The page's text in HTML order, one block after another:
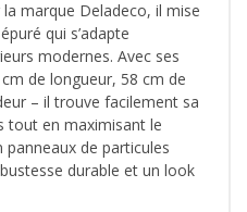
marque Deladeco, il mise
qui s’adapte
modernes. Avec ses
de longueur, 58 cm de
– il trouve facilement sa
tout en maximisant le
de particules
durable et un look